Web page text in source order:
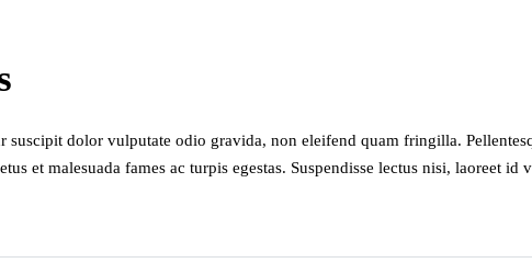
dolor vulputate odio gravida, non eleifend quam fringilla.
et malesuada fames ac turpis egestas. Suspendisse lectus nisi, laoreet